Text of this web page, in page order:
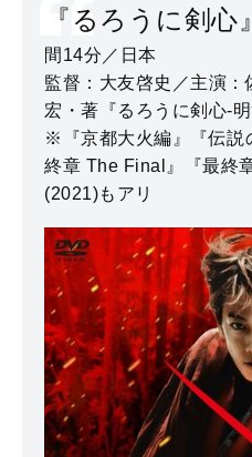
『るろうに剣心』
間14分／日本
監督：大友啓史／主演：
宏・著『るろうに剣心-明
※『京都大火編』『伝説
終章 The Final』『最終
(2021)もアリ